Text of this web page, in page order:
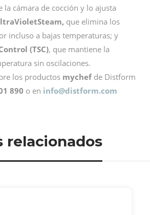
la cámara de cocción y lo ajusta
que elimina los
incluso a bajas temperaturas; y
(TSC), que mantiene la
sin oscilaciones.
los productos mychefde Distform
890 o en info@distform.com
relacionados